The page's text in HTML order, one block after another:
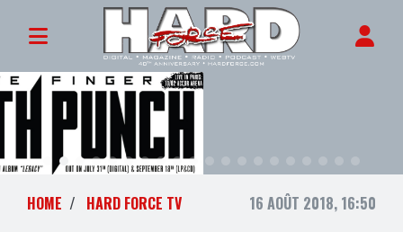
HOME HARD FORCE TV 16 AOÛT 2018, 16:50